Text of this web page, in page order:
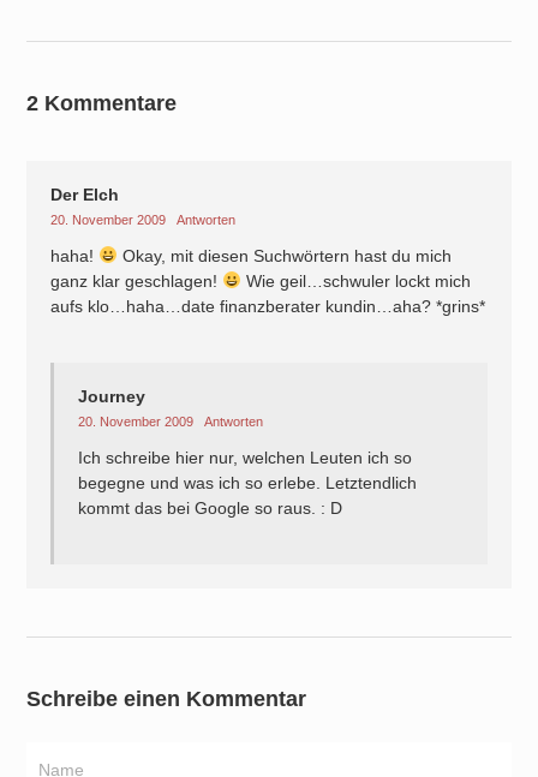
2 Kommentare
Der Elch
20. November 2009 Antworten
haha!
Okay, mit diesen Suchwörtern hast du mich
ganz klar geschlagen!
Wie geil…schwuler lockt mich
aufs klo…haha…date finanzberater kundin…aha? *grins*
Journey
20. November 2009 Antworten
Ich schreibe hier nur, welchen Leuten ich so
begegne und was ich so erlebe. Letztendlich
kommt das bei Google so raus. : D
Schreibe einen Kommentar